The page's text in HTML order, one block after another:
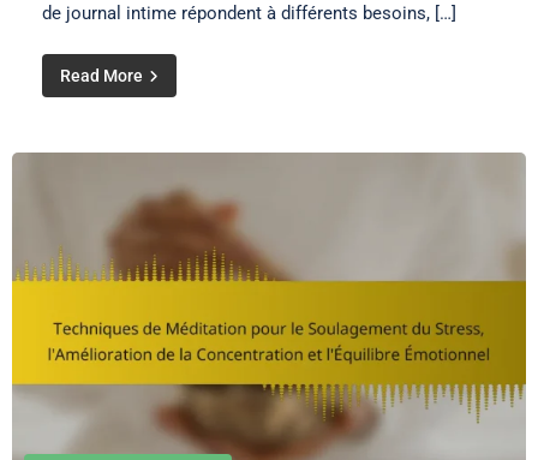
de journal intime répondent à différents besoins, […]
Read More